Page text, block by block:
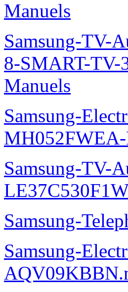
Manuels
Samsung-TV-
8-SMART-
Manuels
Samsung-
Samsung-TV-
Samsung-
Samsung-